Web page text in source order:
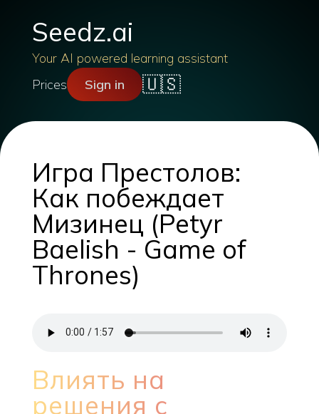
Seedz.ai
Your AI powered learning assistant
Prices
Sign in 🇺🇸
Игра Престолов:
Как побеждает
Мизинец (Petyr
Baelish - Game of
Thrones)
Влиять на
решения с